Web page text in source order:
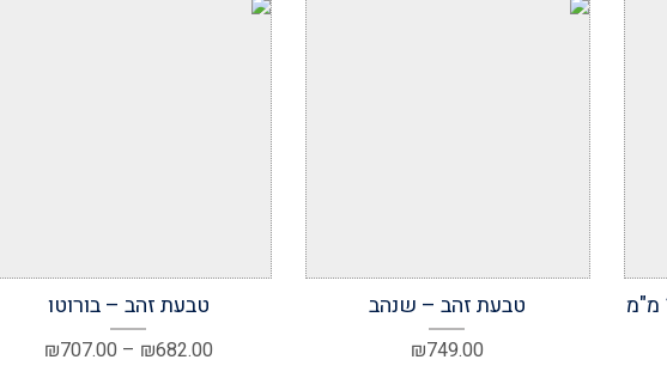
טבעת זהב – שנהב
₪749.00
טבעת זהב – בורוטו
₪682.00
–
₪707.00